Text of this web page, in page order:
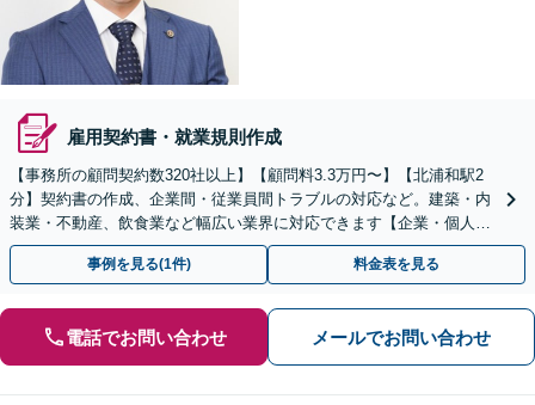
雇用契約書・就業規則作成
【事務所の顧問契約数320社以上】【顧問料3.3万円〜】【北浦和駅2
分】契約書の作成、企業間・従業員間トラブルの対応など。建築・内
装業・不動産、飲食業など幅広い業界に対応できます【企業・個人事
業主の方初回面談無料】
事例を見る(1件) 料金表を見る
電話でお問い合わせ メールでお問い合わせ